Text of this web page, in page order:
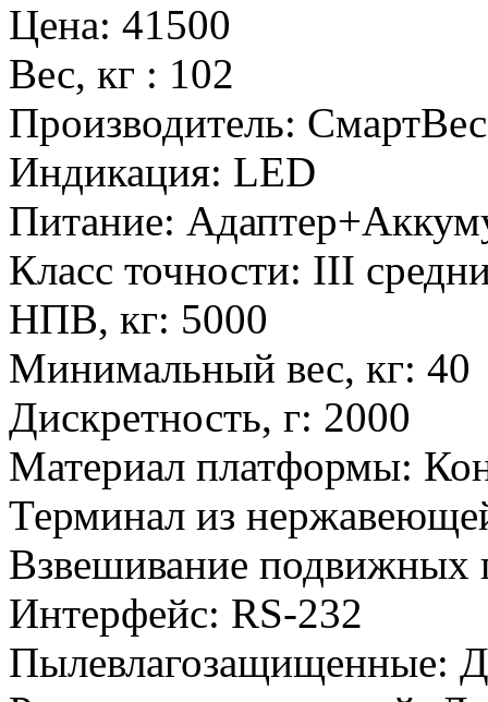
Цена: 41500
Вес, кг : 102
Производитель:
Индикация: LED
Питание:
Класс точности: III
НПВ, кг: 5000
Минимальный вес, кг: 40
Дискретность, г: 2000
Материал платформы:
Терминал из
Взвешивание подвижных
Интерфейс: RS-232
Пылевлагозащищенные: